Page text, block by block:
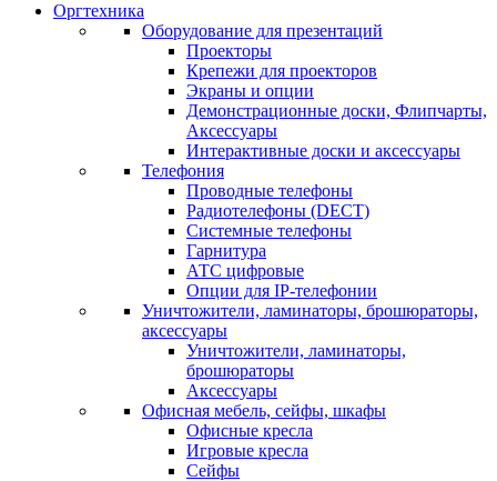
Оргтехника
Оборудование для презентаций
Проекторы
Крепежи для проекторов
Экраны и опции
Демонстрационные доски, Флипчарты,
Аксессуары
Интерактивные доски и аксессуары
Телефония
Проводные телефоны
Радиотелефоны (DECT)
Системные телефоны
Гарнитура
АТС цифровые
Опции для IP-телефонии
Уничтожители, ламинаторы, брошюраторы,
аксессуары
Уничтожители, ламинаторы,
брошюраторы
Аксессуары
Офисная мебель, сейфы, шкафы
Офисные кресла
Игровые кресла
Сейфы